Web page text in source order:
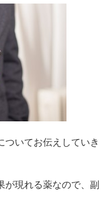
ついてお伝えしていき
が現れる薬なので、副